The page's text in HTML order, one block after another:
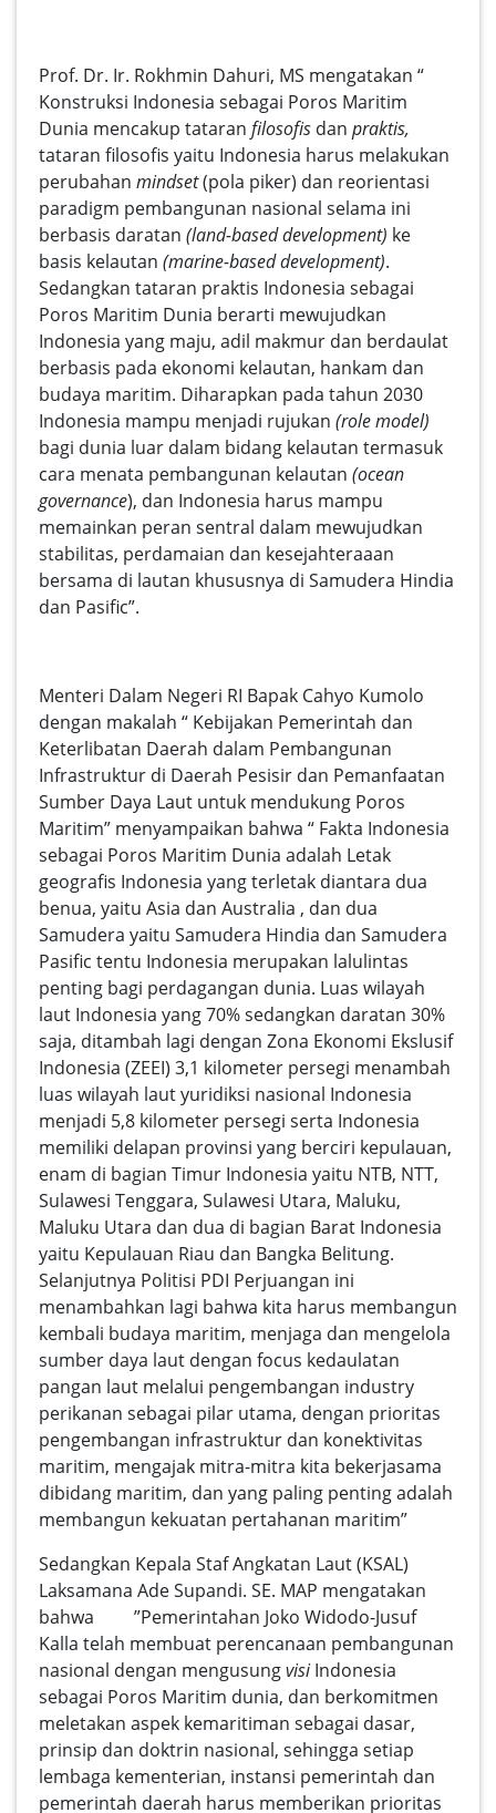
Prof. Dr. Ir. Rokhmin Dahuri, MS mengatakan “
Konstruksi Indonesia sebagai Poros Maritim
Dunia mencakup tataran filosofis dan praktis,
tataran filosofis yaitu Indonesia harus melakukan
perubahan mindset(pola piker) dan reorientasi
paradigm pembangunan nasional selama ini
berbasis daratan (land-based development) ke
basis kelautan (marine-based development).
Sedangkan tataran praktis Indonesia sebagai
Poros Maritim Dunia berarti mewujudkan
Indonesia yang maju, adil makmur dan berdaulat
berbasis pada ekonomi kelautan, hankam dan
budaya maritim. Diharapkan pada tahun 2030
Indonesia mampu menjadi rujukan (role model)
bagi dunia luar dalam bidang kelautan termasuk
cara menata pembangunan kelautan (ocean
governance), dan Indonesia harus mampu
memainkan peran sentral dalam mewujudkan
stabilitas, perdamaian dan kesejahteraaan
bersama di lautan khususnya di Samudera Hindia
dan Pasific”.
Menteri Dalam Negeri RI Bapak Cahyo Kumolo
dengan makalah “ Kebijakan Pemerintah dan
Keterlibatan Daerah dalam Pembangunan
Infrastruktur di Daerah Pesisir dan Pemanfaatan
Sumber Daya Laut untuk mendukung Poros
Maritim” menyampaikan bahwa “ Fakta Indonesia
sebagai Poros Maritim Dunia adalah Letak
geografis Indonesia yang terletak diantara dua
benua, yaitu Asia dan Australia , dan dua
Samudera yaitu Samudera Hindia dan Samudera
Pasific tentu Indonesia merupakan lalulintas
penting bagi perdagangan dunia. Luas wilayah
laut Indonesia yang 70% sedangkan daratan 30%
saja, ditambah lagi dengan Zona Ekonomi Ekslusif
Indonesia (ZEEI) 3,1 kilometer persegi menambah
luas wilayah laut yuridiksi nasional Indonesia
menjadi 5,8 kilometer persegi serta Indonesia
memiliki delapan provinsi yang berciri kepulauan,
enam di bagian Timur Indonesia yaitu NTB, NTT,
Sulawesi Tenggara, Sulawesi Utara, Maluku,
Maluku Utara dan dua di bagian Barat Indonesia
yaitu Kepulauan Riau dan Bangka Belitung.
Selanjutnya Politisi PDI Perjuangan ini
menambahkan lagi bahwa kita harus membangun
kembali budaya maritim, menjaga dan mengelola
sumber daya laut dengan focus kedaulatan
pangan laut melalui pengembangan industry
perikanan sebagai pilar utama, dengan prioritas
pengembangan infrastruktur dan konektivitas
maritim, mengajak mitra-mitra kita bekerjasama
dibidang maritim, dan yang paling penting adalah
membangun kekuatan pertahanan maritim”
Sedangkan Kepala Staf Angkatan Laut (KSAL)
Laksamana Ade Supandi. SE. MAP mengatakan
bahwa ”Pemerintahan Joko Widodo-Jusuf
Kalla telah membuat perencanaan pembangunan
nasional dengan mengusungvisiIndonesia
sebagai Poros Maritim dunia, dan berkomitmen
meletakan aspek kemaritiman sebagai dasar,
prinsip dan doktrin nasional, sehingga setiap
lembaga kementerian, instansi pemerintah dan
pemerintah daerah harus memberikan prioritas